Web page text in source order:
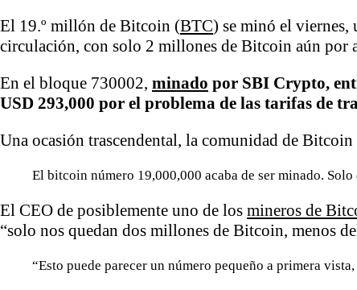
El 19.º millón de Bitcoin (BTC) se minó el viernes,
circulación, con solo 2 millones de Bitcoin aún por
En el bloque 730002, minado por SBI Crypto,
USD 293,000 por el problema de las tarifas de
Una ocasión trascendental, la comunidad de
El bitcoin número 19,000,000 acaba de ser minado.
El CEO de posiblemente uno de los mineros de
“solo nos quedan dos millones de Bitcoin, menos
“Esto puede parecer un número pequeño a primera